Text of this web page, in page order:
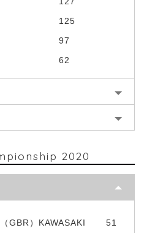
125
97
62
2020
GBR）KAWASAKI 51